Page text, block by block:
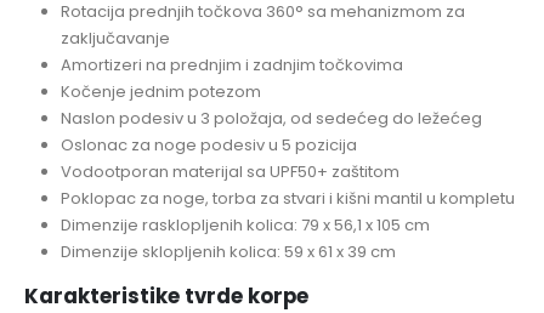
Rotacija prednjih točkova 360° sa mehanizmom za
zaključavanje
Amortizeri na prednjim i zadnjim točkovima
Kočenje jednim potezom
Naslon podesiv u 3 položaja, od sedećeg do ležećeg
Oslonac za noge podesiv u 5 pozicija
Vodootporan materijal sa UPF50+ zaštitom
Poklopac za noge, torba za stvari i kišni mantil u kompletu
Dimenzije rasklopljenih kolica: 79 x 56,1 x 105 cm
Dimenzije sklopljenih kolica: 59 x 61 x 39 cm
Karakteristike tvrde korpe